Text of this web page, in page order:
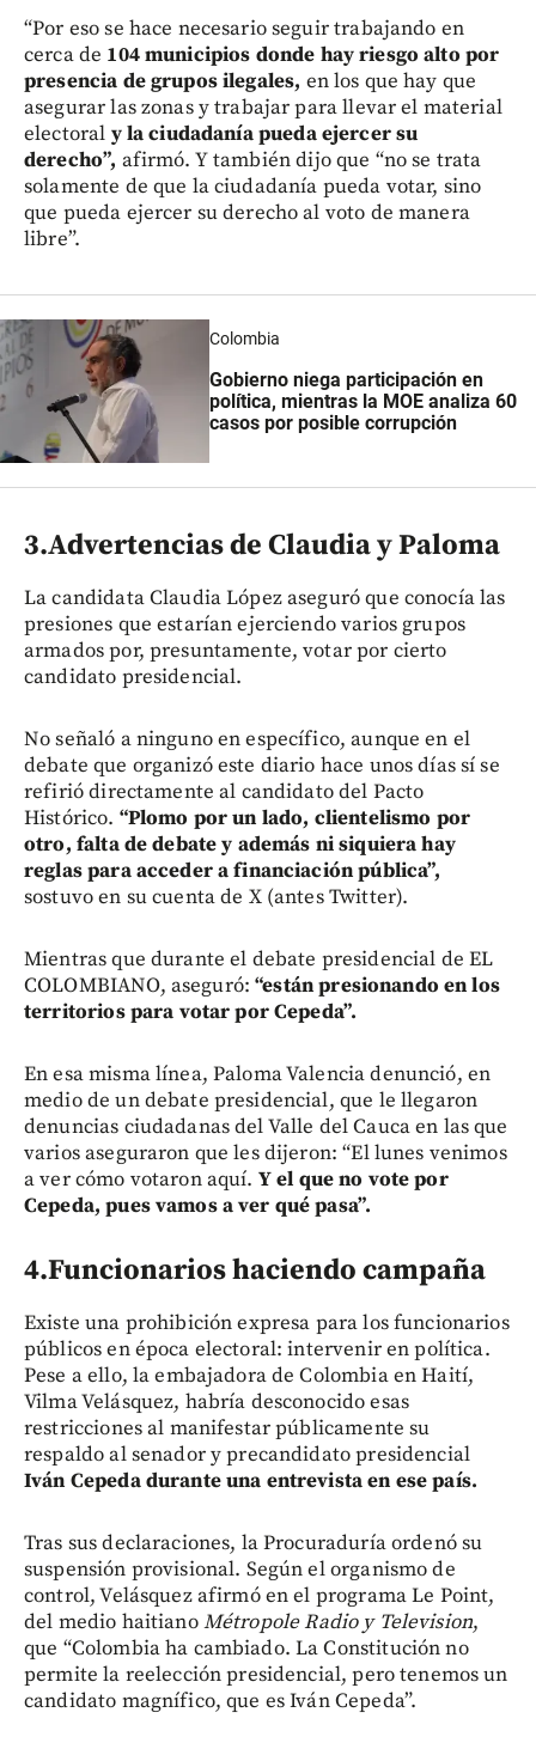
“Por eso se hace necesario seguir trabajando en
cerca de 104 municipios donde hay riesgo alto por
presencia de grupos ilegales, en los que hay que
asegurar las zonas y trabajar para llevar el material
electoral y la ciudadanía pueda ejercer su
derecho”, afirmó. Y también dijo que “no se trata
solamente de que la ciudadanía pueda votar, sino
que pueda ejercer su derecho al voto de manera
libre”.
Colombia
Gobierno niega participación en
política, mientras la MOE analiza 60
casos por posible corrupción
3.Advertencias de Claudia y Paloma
La candidata Claudia López aseguró que conocía las
presiones que estarían ejerciendo varios grupos
armados por, presuntamente, votar por cierto
candidato presidencial.
No señaló a ninguno en específico, aunque en el
debate que organizó este diario hace unos días sí se
refirió directamente al candidato del Pacto
Histórico. “Plomo por un lado, clientelismo por
otro, falta de debate y además ni siquiera hay
reglas para acceder a financiación pública”,
sostuvo en su cuenta de X (antes Twitter).
Mientras que durante el debate presidencial de EL
COLOMBIANO, aseguró:“están presionando en los
territorios para votar por Cepeda”.
En esa misma línea, Paloma Valencia denunció, en
medio de un debate presidencial, que le llegaron
denuncias ciudadanas del Valle del Cauca en las que
varios aseguraron que les dijeron: “El lunes venimos
a ver cómo votaron aquí. Y el que no vote por
Cepeda, pues vamos a ver qué pasa”.
4.Funcionarios haciendo campaña
Existe una prohibición expresa para los funcionarios
públicos en época electoral: intervenir en política.
Pese a ello, la embajadora de Colombia en Haití,
Vilma Velásquez, habría desconocido esas
restricciones al manifestar públicamente su
respaldo al senador y precandidato presidencial
Iván Cepeda durante una entrevista en ese país.
Tras sus declaraciones, la Procuraduría ordenó su
suspensión provisional. Según el organismo de
control, Velásquez afirmó en el programa Le Point,
del medio haitianoMétropole Radio y Television,
que “Colombia ha cambiado. La Constitución no
permite la reelección presidencial, pero tenemos un
candidato magnífico, que es Iván Cepeda”.